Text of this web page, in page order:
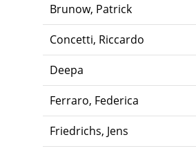
Brunow, Patrick
Concetti, Riccardo
Deepa
Ferraro, Federica
Friedrichs, Jens